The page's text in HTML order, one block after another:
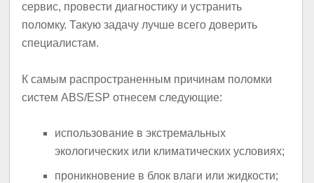
сервис, провести диагностику и устранить
поломку. Такую задачу лучше всего доверить
специалистам.
К самым распространенным причинам поломки
систем АBS/ESР отнесем следующие:
использование в экстремальных
экологических или климатических условиях;
проникновение в блок влаги или жидкости;